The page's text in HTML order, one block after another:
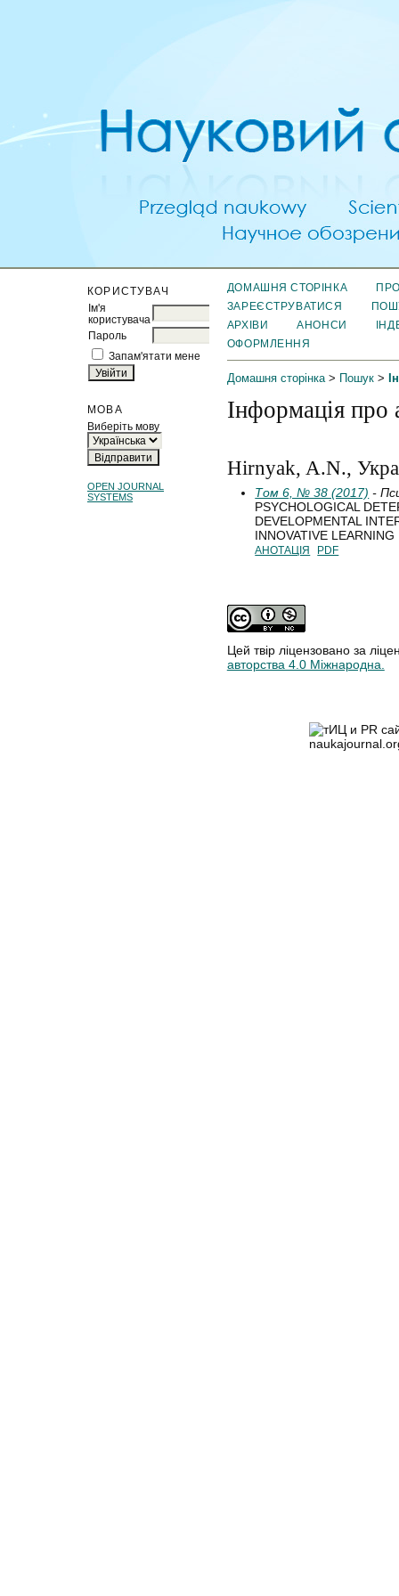
КОРИСТУВАЧ
Ім'я
користувача
Пароль
Запам'ятати мене
МОВА
Виберіть мову
OPEN JOURNAL
SYSTEMS
ДОМАШНЯ СТОРІНКА
ЗАРЕЄСТРУВАТИСЯ
АРХІВИ
АНОНСИ
ОФОРМЛЕННЯ
Домашня сторінка> Пошук>
Інформація про
Hirnyak, A.N.,
Том 6, № 38 (2017) -
PSYCHOLOGICAL
DEVELOPMENTAL
INNOVATIVE LEARNING
АНОТАЦІЯ PDF
Цей твір ліцензовано за
авторства 4.0 Міжнародна.